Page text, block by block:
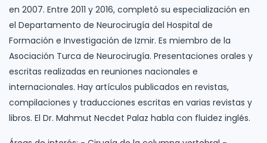
en 2007. Entre 2011 y 2016, completó su especialización en
el Departamento de Neurocirugía del Hospital de
Formación e Investigación de Izmir. Es miembro de la
Asociación Turca de Neurocirugía. Presentaciones orales y
escritas realizadas en reuniones nacionales e
internacionales. Hay artículos publicados en revistas,
compilaciones y traducciones escritas en varias revistas y
libros. El Dr. Mahmut Necdet Palaz habla con fluidez inglés.